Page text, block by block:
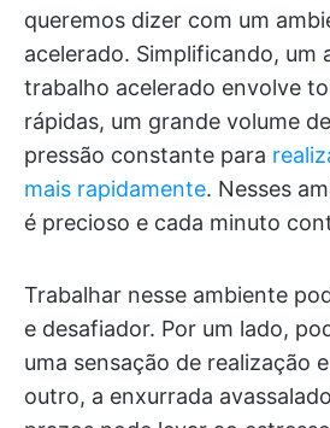
queremos dizer com um
acelerado. Simplificando, um
trabalho acelerado envolve
rápidas, um grande volume
pressão constante para
mais rapidamente. Nesses
é precioso e cada minuto
Trabalhar nesse ambiente
e desafiador. Por um lado,
uma sensação de realização
outro, a enxurrada